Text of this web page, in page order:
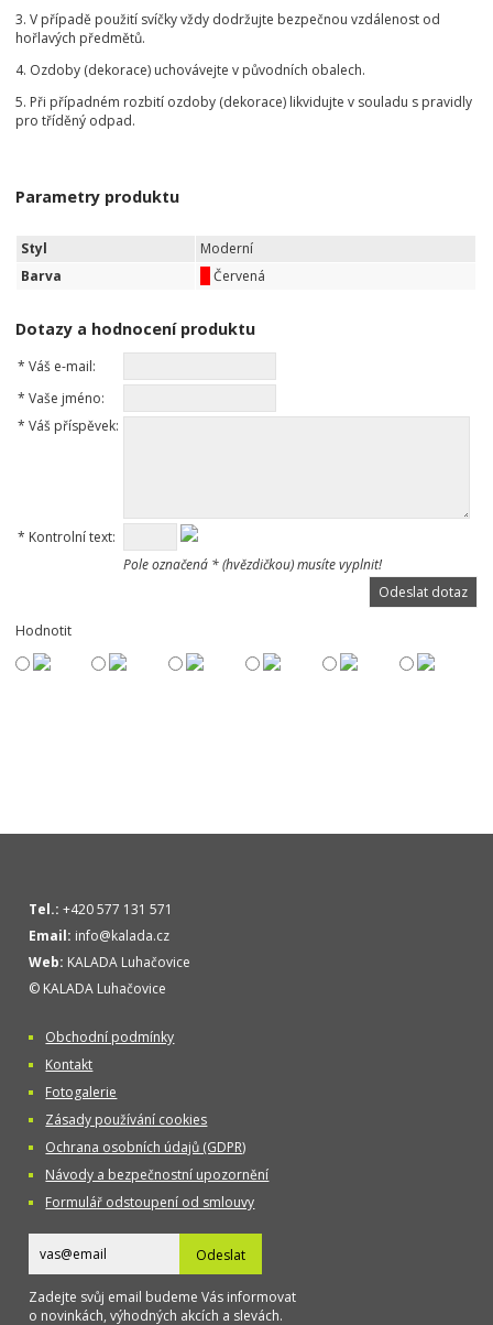
3. V případě použití svíčky vždy dodržujte bezpečnou vzdálenost od
hořlavých předmětů.
4. Ozdoby (dekorace) uchovávejte v původních obalech.
5. Při případném rozbití ozdoby (dekorace) likvidujte v souladu s pravidly
pro tříděný odpad.
Parametry produktu
Styl
Moderní
Barva
Červená
Dotazy a hodnocení produktu
* Váš e-mail:
* Vaše jméno:
* Váš příspěvek:
* Kontrolní text:
Pole označená * (hvězdičkou) musíte vyplnit!
Hodnotit
Tel.: +420 577 131 571
Email: info@kalada.cz
Web: KALADA Luhačovice
© KALADA Luhačovice
Obchodní podmínky
Kontakt
Fotogalerie
Zásady používání cookies
Ochrana osobních údajů (GDPR)
Návody a bezpečnostní upozornění
Formulář odstoupení od smlouvy
Odeslat
Zadejte svůj email budeme Vás informovat
o novinkách, výhodných akcích a slevách.